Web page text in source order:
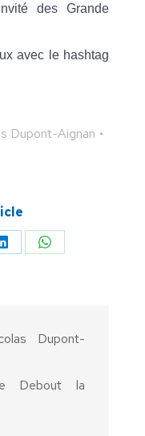
des Grande
avec le hashtag
Dupont-Aignan
PartagerPartager
Dupont-
Debout la